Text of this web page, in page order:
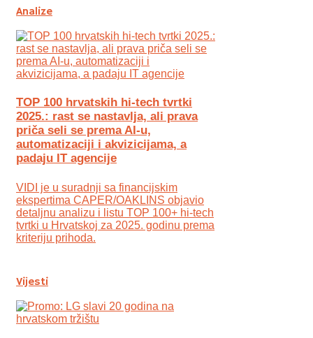
Analize
TOP 100 hrvatskih hi-tech tvrtki
2025.: rast se nastavlja, ali prava
priča seli se prema AI-u,
automatizaciji i akvizicijama, a
padaju IT agencije
VIDI je u suradnji sa financijskim
ekspertima CAPER/OAKLINS objavio
detaljnu analizu i listu TOP 100+ hi-tech
tvrtki u Hrvatskoj za 2025. godinu prema
kriteriju prihoda.
Vijesti